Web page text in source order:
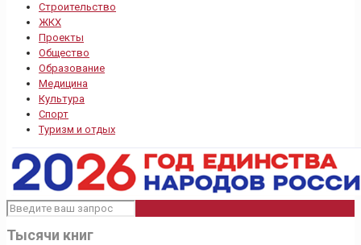
Строительство
ЖКХ
Проекты
Общество
Образование
Медицина
Культура
Спорт
Туризм и отдых
Тысячи книг